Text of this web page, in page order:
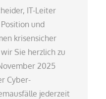
IT-Leiter
und
krisensicher
Sie herzlich zu
2025
Cyber-
jederzeit